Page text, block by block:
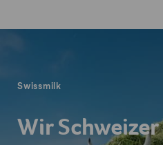
Swissmilk
Wir